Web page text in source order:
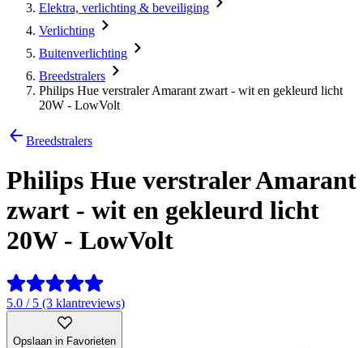
Elektra, verlichting & beveiliging
Verlichting
Buitenverlichting
Breedstralers
Philips Hue verstraler Amarant zwart - wit en gekleurd licht
20W - LowVolt
Breedstralers
Philips Hue verstraler Amarant
zwart - wit en gekleurd licht
20W - LowVolt
5.0 / 5 (3 klantreviews)
Opslaan in Favorieten